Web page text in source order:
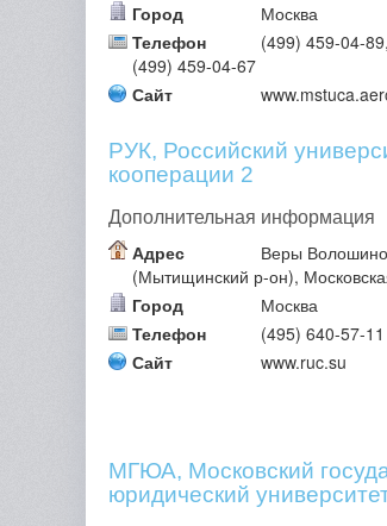
Город
Москва
Телефон
(499) 459-04-
(499) 459-04-67
Сайт
РУК, Российский
кооперации 2
Дополнительная информация
Адрес
Веры
(Мытищинский р-он),
Город
Москва
Телефон
(495) 640-57-11
Сайт
www.ruc.su
МГЮА, Московский
юридический